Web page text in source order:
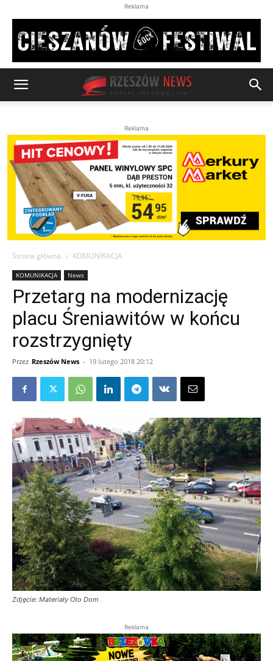
Reklama
Reklama
Strona główna KOMUNIKACJA
KOMUNIKACJA News
Przetarg na modernizację
placu Śreniawitów w końcu
rozstrzygnięty
Przez Rzeszów News - 19 lutego 2018 20:12
Zdjęcie: Materiały Oto Dom
Reklama